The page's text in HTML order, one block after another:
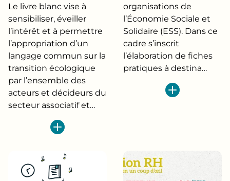
Le livre blanc vise à
sensibiliser, éveiller
l’intérêt et à permettre
l’appropriation d’un
langage commun sur la
transition écologique
par l’ensemble des
acteurs et décideurs du
secteur associatif et…
organisations de
l’Économie Sociale et
Solidaire (ESS). Dans ce
cadre s’inscrit
l’élaboration de fiches
pratiques à destina…